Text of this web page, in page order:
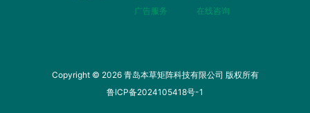
广告服务
在线咨询
Copyright © 2026 青岛本草矩阵科技有限公司 版权所有
鲁ICP备2024105418号-1